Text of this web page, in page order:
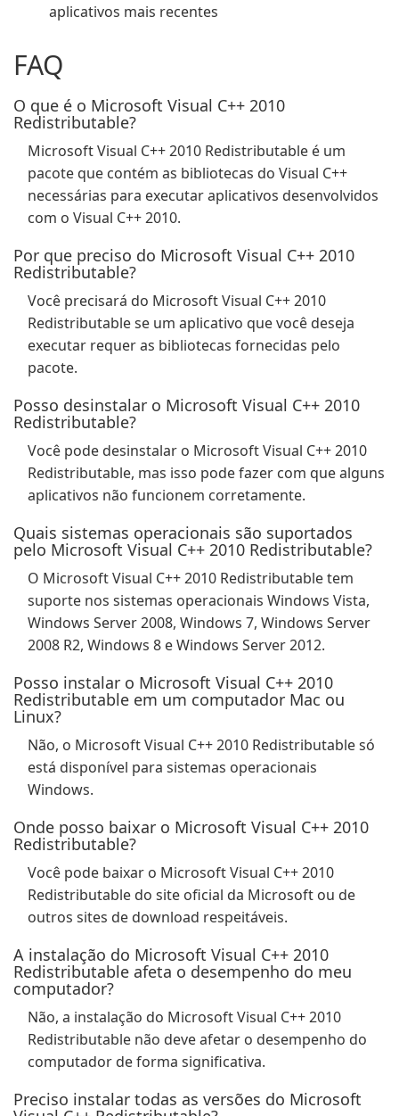
aplicativos mais recentes
FAQ
O que é o Microsoft Visual C++ 2010
Redistributable?
Microsoft Visual C++ 2010 Redistributable é um
pacote que contém as bibliotecas do Visual C++
necessárias para executar aplicativos desenvolvidos
com o Visual C++ 2010.
Por que preciso do Microsoft Visual C++ 2010
Redistributable?
Você precisará do Microsoft Visual C++ 2010
Redistributable se um aplicativo que você deseja
executar requer as bibliotecas fornecidas pelo
pacote.
Posso desinstalar o Microsoft Visual C++ 2010
Redistributable?
Você pode desinstalar o Microsoft Visual C++ 2010
Redistributable, mas isso pode fazer com que alguns
aplicativos não funcionem corretamente.
Quais sistemas operacionais são suportados
pelo Microsoft Visual C++ 2010 Redistributable?
O Microsoft Visual C++ 2010 Redistributable tem
suporte nos sistemas operacionais Windows Vista,
Windows Server 2008, Windows 7, Windows Server
2008 R2, Windows 8 e Windows Server 2012.
Posso instalar o Microsoft Visual C++ 2010
Redistributable em um computador Mac ou
Linux?
Não, o Microsoft Visual C++ 2010 Redistributable só
está disponível para sistemas operacionais
Windows.
Onde posso baixar o Microsoft Visual C++ 2010
Redistributable?
Você pode baixar o Microsoft Visual C++ 2010
Redistributable do site oficial da Microsoft ou de
outros sites de download respeitáveis.
A instalação do Microsoft Visual C++ 2010
Redistributable afeta o desempenho do meu
computador?
Não, a instalação do Microsoft Visual C++ 2010
Redistributable não deve afetar o desempenho do
computador de forma significativa.
Preciso instalar todas as versões do Microsoft